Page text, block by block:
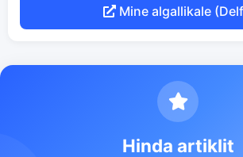
Mine algallikale
Hinda artiklit